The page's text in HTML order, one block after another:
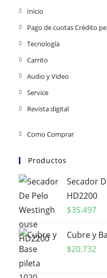
Inicio
Pago de cuotas Crédito
Tecnología
Carrito
Audio y Video
Service
Revista digital
Como Comprar
Productos
Secador
HD2200
$35.497
Cubre y
$20.732